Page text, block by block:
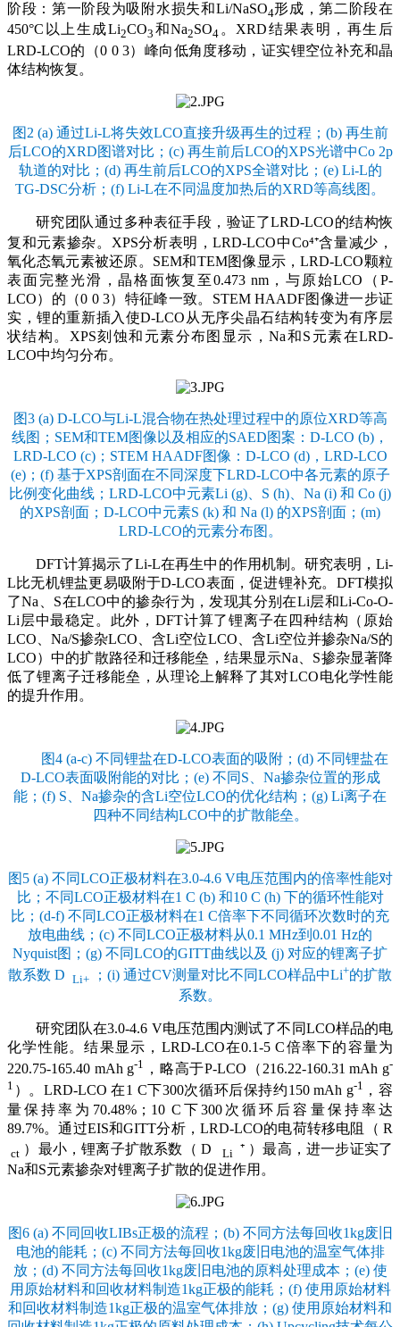
阶段：第一阶段为吸附水损失和Li/NaSO4形成，第二阶段在
450°C以上生成Li2CO3 和Na2SO4 。XRD结果表明，再生后
LRD-LCO的（0 0 3）峰向低角度移动，证实锂空位补充和晶
体结构恢复。
图2 (a) 通过Li-L将失效LCO直接升级再生的过程；(b) 再生前
后LCO的XRD图谱对比；(c) 再生前后LCO的XPS光谱中Co 2p
轨道的对比；(d) 再生前后LCO的XPS全谱对比；(e) Li-L的
TG-DSC分析；(f) Li-L在不同温度加热后的XRD等高线图。
研究团队通过多种表征手段，验证了LRD-LCO的结构恢
复和元素掺杂。XPS分析表明，LRD-LCO中Co⁴⁺含量减少，
氧化态氧元素被还原。SEM和TEM图像显示，LRD-LCO颗粒
表面完整光滑，晶格面恢复至0.473 nm，与原始LCO（P-
LCO）的（0 0 3）特征峰一致。STEM HAADF图像进一步证
实，锂的重新插入使D-LCO从无序尖晶石结构转变为有序层
状结构。XPS刻蚀和元素分布图显示，Na和S元素在LRD-
LCO中均匀分布。
图3 (a) D-LCO与Li-L混合物在热处理过程中的原位XRD等高
线图；SEM和TEM图像以及相应的SAED图案：D-LCO (b)，
LRD-LCO (c)；STEM HAADF图像：D-LCO (d)，LRD-LCO
(e)；(f) 基于XPS剖面在不同深度下LRD-LCO中各元素的原子
比例变化曲线；LRD-LCO中元素Li (g)、S (h)、Na (i) 和 Co (j)
的XPS剖面；D-LCO中元素S (k) 和 Na (l) 的XPS剖面；(m)
LRD-LCO的元素分布图。
DFT计算揭示了Li-L在再生中的作用机制。研究表明，Li-
L比无机锂盐更易吸附于D-LCO表面，促进锂补充。DFT模拟
了Na、S在LCO中的掺杂行为，发现其分别在Li层和Li-Co-O-
Li层中最稳定。此外，DFT计算了锂离子在四种结构（原始
LCO、Na/S掺杂LCO、含Li空位LCO、含Li空位并掺杂Na/S的
LCO）中的扩散路径和迁移能垒，结果显示Na、S掺杂显著降
低了锂离子迁移能垒，从理论上解释了其对LCO电化学性能
的提升作用。
图4 (a-c) 不同锂盐在D-LCO表面的吸附；(d) 不同锂盐在
D-LCO表面吸附能的对比；(e) 不同S、Na掺杂位置的形成
能；(f) S、Na掺杂的含Li空位LCO的优化结构；(g) Li离子在
四种不同结构LCO中的扩散能垒。
图5 (a) 不同LCO正极材料在3.0-4.6 V电压范围内的倍率性能对
比；不同LCO正极材料在1 C (b) 和10 C (h) 下的循环性能对
比；(d-f) 不同LCO正极材料在1 C倍率下不同循环次数时的充
放电曲线；(c) 不同LCO正极材料从0.1 MHz到0.01 Hz的
Nyquist图；(g) 不同LCO的GITT曲线以及 (j) 对应的锂离子扩
散系数 D Li+ ；(i) 通过CV测量对比不同LCO样品中Li+的扩散
系数。
研究团队在3.0-4.6 V电压范围内测试了不同LCO样品的电
化学性能。结果显示，LRD-LCO在0.1-5 C倍率下的容量为
220.75-165.40 mAh g-1 ，略高于P-LCO（216.22-160.31 mAh g-
1 ）。LRD-LCO 在1 C下300次循环后保持约150 mAh g-1 ，容
量保持率为70.48%；10 C下300次循环后容量保持率达
89.7%。通过EIS和GITT分析，LRD-LCO的电荷转移电阻（ R
ct ）最小，锂离子扩散系数（ D Li ⁺ ）最高，进一步证实了
Na和S元素掺杂对锂离子扩散的促进作用。
图6 (a) 不同回收LIBs正极的流程；(b) 不同方法每回收1kg废旧
电池的能耗；(c) 不同方法每回收1kg废旧电池的温室气体排
放；(d) 不同方法每回收1kg废旧电池的原料处理成本；(e) 使
用原始材料和回收材料制造1kg正极的能耗；(f) 使用原始材料
和回收材料制造1kg正极的温室气体排放；(g) 使用原始材料和